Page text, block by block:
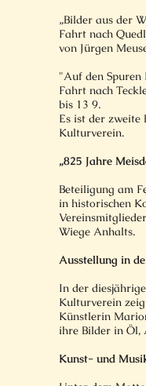
„Bilder aus der
Fahrt nach
von Jürgen
"Auf den Spuren
Fahrt nach
bis 13 9.
Es ist der zweite
Kulturverein.
„825 Jahre
Beteiligung am
in historischen
Wiege Anhalts.
Ausstellung in
In der
Kulturverein
Künstlerin
ihre Bilder in Öl,
Kunst- und